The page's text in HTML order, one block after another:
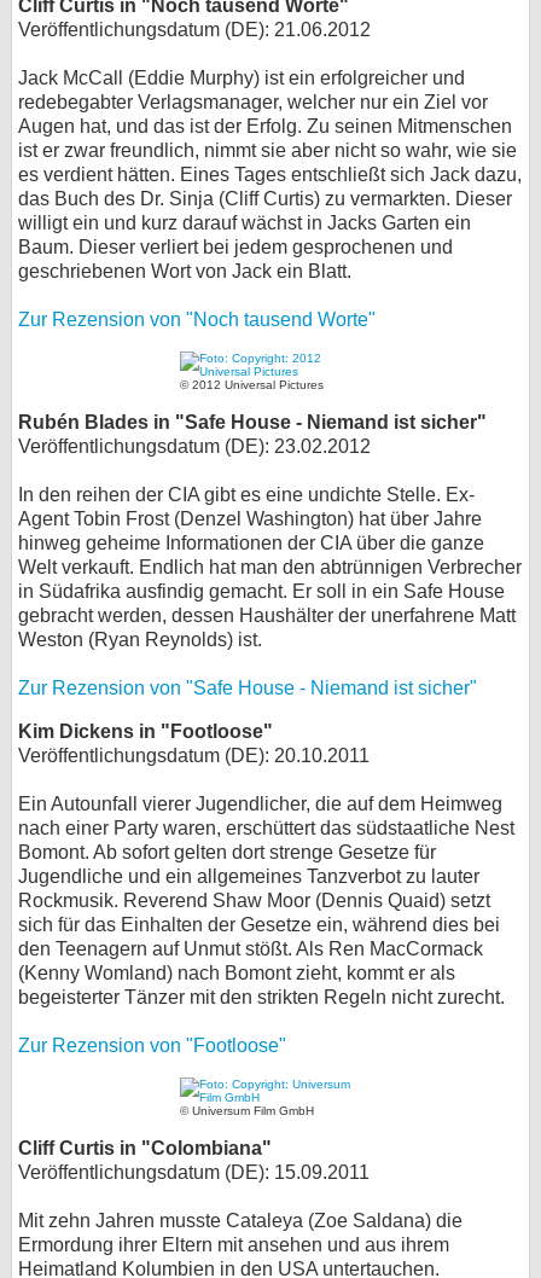
Cliff Curtis in "Noch tausend Worte"
Veröffentlichungsdatum (DE): 21.06.2012
Jack McCall (Eddie Murphy) ist ein erfolgreicher und
redebegabter Verlagsmanager, welcher nur ein Ziel vor
Augen hat, und das ist der Erfolg. Zu seinen Mitmenschen
ist er zwar freundlich, nimmt sie aber nicht so wahr, wie sie
es verdient hätten. Eines Tages entschließt sich Jack dazu,
das Buch des Dr. Sinja (Cliff Curtis) zu vermarkten. Dieser
willigt ein und kurz darauf wächst in Jacks Garten ein
Baum. Dieser verliert bei jedem gesprochenen und
geschriebenen Wort von Jack ein Blatt.
Zur Rezension von "Noch tausend Worte"
© 2012 Universal Pictures
Rubén Blades in "Safe House - Niemand ist sicher"
Veröffentlichungsdatum (DE): 23.02.2012
In den reihen der CIA gibt es eine undichte Stelle. Ex-
Agent Tobin Frost (Denzel Washington) hat über Jahre
hinweg geheime Informationen der CIA über die ganze
Welt verkauft. Endlich hat man den abtrünnigen Verbrecher
in Südafrika ausfindig gemacht. Er soll in ein Safe House
gebracht werden, dessen Haushälter der unerfahrene Matt
Weston (Ryan Reynolds) ist.
Zur Rezension von "Safe House - Niemand ist sicher"
Kim Dickens in "Footloose"
Veröffentlichungsdatum (DE): 20.10.2011
Ein Autounfall vierer Jugendlicher, die auf dem Heimweg
nach einer Party waren, erschüttert das südstaatliche Nest
Bomont. Ab sofort gelten dort strenge Gesetze für
Jugendliche und ein allgemeines Tanzverbot zu lauter
Rockmusik. Reverend Shaw Moor (Dennis Quaid) setzt
sich für das Einhalten der Gesetze ein, während dies bei
den Teenagern auf Unmut stößt. Als Ren MacCormack
(Kenny Womland) nach Bomont zieht, kommt er als
begeisterter Tänzer mit den strikten Regeln nicht zurecht.
Zur Rezension von "Footloose"
© Universum Film GmbH
Cliff Curtis in "Colombiana"
Veröffentlichungsdatum (DE): 15.09.2011
Mit zehn Jahren musste Cataleya (Zoe Saldana) die
Ermordung ihrer Eltern mit ansehen und aus ihrem
Heimatland Kolumbien in den USA untertauchen.